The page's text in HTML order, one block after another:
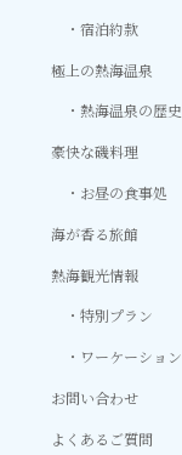
宿泊約款
極上の熱海温泉
熱海温泉の歴史
豪快な磯料理
お昼の食事処
海が香る旅館
熱海観光情報
特別プラン
ワーケーション
お問い合わせ
よくあるご質問